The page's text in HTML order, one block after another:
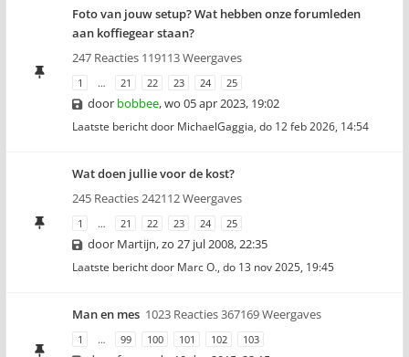
Foto van jouw setup? Wat hebben onze forumleden
aan koffiegear staan?
247 Reacties 119113 Weergaves
1 … 21 22 23 24 25
door bobbee,wo 05 apr 2023, 19:02
Laatste bericht door MichaelGaggia, do 12 feb 2026, 14:54
Wat doen jullie voor de kost?
245 Reacties 242112 Weergaves
1 … 21 22 23 24 25
door Martijn,zo 27 jul 2008, 22:35
Laatste bericht door Marc O., do 13 nov 2025, 19:45
Man en mes 1023 Reacties 367169 Weergaves
1 … 99 100 101 102 103